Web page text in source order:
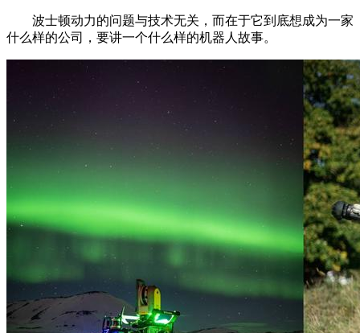
波士顿动力的问题与技术无关，而在于它到底想成为一家
什么样的公司，要讲一个什么样的机器人故事。